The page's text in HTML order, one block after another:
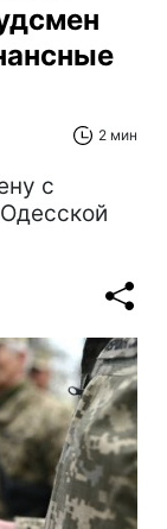
2 мин
с